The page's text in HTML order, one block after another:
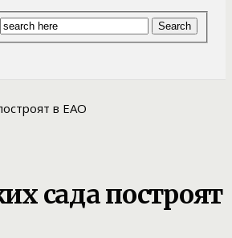
сада построят